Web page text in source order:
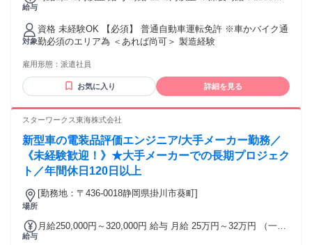
給与
支給
対象
資格 未経験OK 【必須】 普通自動車運転免許 ※車かバイク通
勤必須のエリア為 ＜あれば尚可＞ 製造経験
雇用形態： 派遣社員
お気に入り 詳細を見る
スターワークス東海株式会社
新型車の電装品評価エンジニア/大手メーカー勤務／
《未経験歓迎！》★大手メーカーでの長期プロジェク
ト／年間休日120日以上
場所
[勤務地：〒436-0018静岡県掛川市葵町]
給与
月給250,000円～320,000円 給与 月給 25万円～32万円 （一律